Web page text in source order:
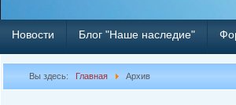
Новости Блог "Наше наследие"
Вы здесь: Главная Архив